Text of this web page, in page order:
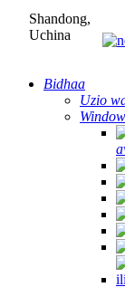
Shandong,
Uchina
Bidhaa
Uzio